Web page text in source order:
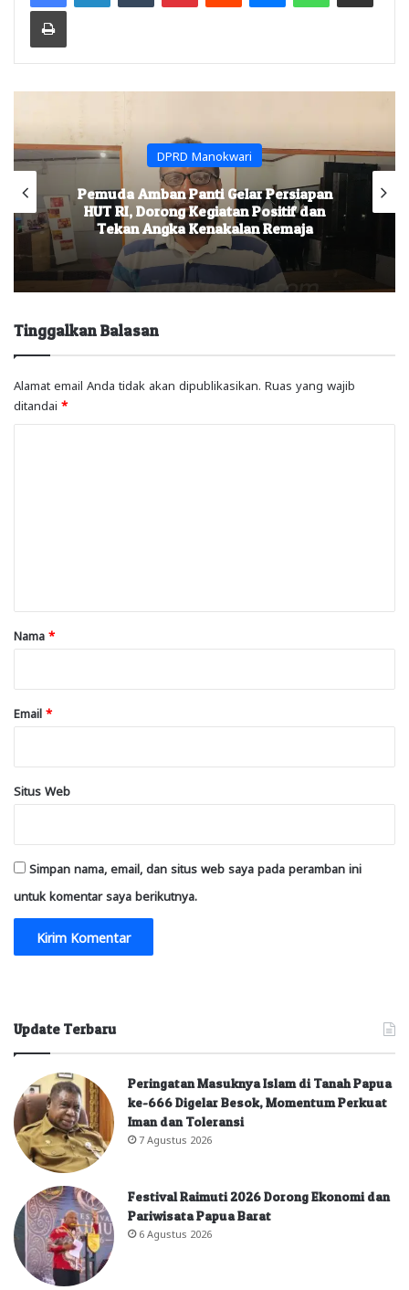
Print
DPRD Manokwari
Pemuda Amban Panti Gelar Persiapan
HUT RI, Dorong Kegiatan Positif dan
Tekan Angka Kenakalan Remaja
Tinggalkan Balasan
Alamat email Anda tidak akan dipublikasikan. Ruas yang wajib
ditandai *
rNama *
Email *
Situs Web
Simpan nama, email, dan situs web saya pada peramban ini
untuk komentar saya berikutnya.
Update Terbaru
Peringatan Masuknya Islam di Tanah Papua
ke-666 Digelar Besok, Momentum Perkuat
Iman dan Toleransi
7 Agustus 2026
Festival Raimuti 2026 Dorong Ekonomi dan
Pariwisata Papua Barat
6 Agustus 2026